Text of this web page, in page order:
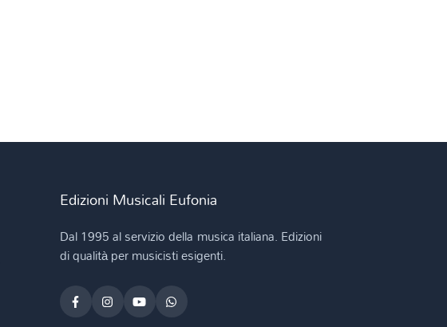
Edizioni Musicali Eufonia
Dal 1995 al servizio della musica italiana. Edizioni
di qualità per musicisti esigenti.